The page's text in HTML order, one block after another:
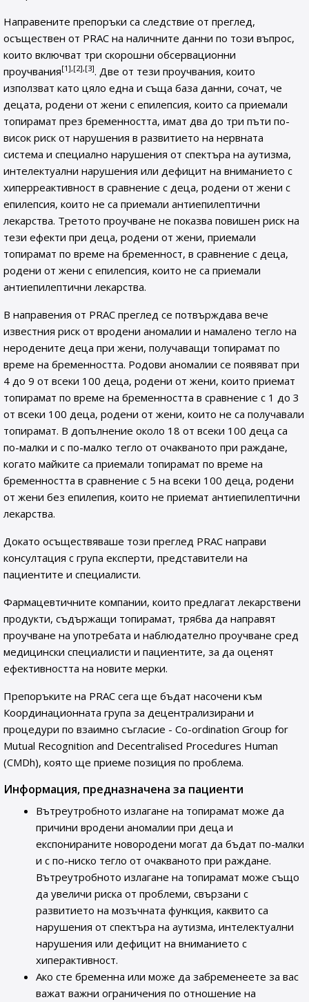
Направените препоръки са следствие от преглед,
осъществен от PRAC на наличните данни по този въпрос,
които включват три скорошни обсервационни
проучвания[1],[2],[3]. Две от тези проучвания, които
използват като цяло една и съща база данни, сочат, че
децата, родени от жени с епилепсия, които са приемали
топирамат през бременността, имат два до три пъти по-
висок риск от нарушения в развитието на нервната
система и специално нарушения от спектъра на аутизма,
интелектуални нарушения или дефицит на вниманието с
хиперреактивност в сравнение с деца, родени от жени с
епилепсия, които не са приемали антиепилептични
лекарства. Третото проучване не показва повишен риск на
тези ефекти при деца, родени от жени, приемали
топирамат по време на бременност, в сравнение с деца,
родени от жени с епилепсия, които не са приемали
антиепилептични лекарства.
В направения от PRAC преглед се потвърждава вече
известния риск от вродени аномалии и намалено тегло на
неродените деца при жени, получаващи топирамат по
време на бременността. Родови аномалии се появяват при
4 до 9 от всеки 100 деца, родени от жени, които приемат
топирамат по време на бременността в сравнение с 1 до 3
от всеки 100 деца, родени от жени, които не са получавали
топирамат. В допълнение около 18 от всеки 100 деца са
по-малки и с по-малко тегло от очакваното при раждане,
когато майките са приемали топирамат по време на
бременността в сравнение с 5 на всеки 100 деца, родени
от жени без епилепия, които не приемат антиепилептични
лекарства.
Докато осъществяваше този преглед PRAC направи
консултация с група експерти, представители на
пациентите и специалисти.
Фармацевтичните компании, които предлагат лекарствени
продукти, съдържащи топирамат, трябва да направят
проучване на употребата и наблюдателно проучване сред
медицински специалисти и пациентите, за да оценят
ефективността на новите мерки.
Препоръките на PRAC сега ще бъдат насочени към
Координационната група за децентрализирани и
процедури по взаимно съгласие - Co-ordination Group for
Mutual Recognition and Decentralised Procedures Human
(CMDh), която ще приеме позиция по проблема.
Информация, предназначена за пациенти
Вътреутробното излагане на топирамат може да
причини вродени аномалии при деца и
експонираните новородени могат да бъдат по-малки
и с по-ниско тегло от очакваното при раждане.
Вътреутробното излагане на топирамат може също
да увеличи риска от проблеми, свързани с
развитието на мозъчната функция, каквито са
нарушения от спектъра на аутизма, интелектуални
нарушения или дефицит на вниманието с
хиперактивност.
Ако сте бременна или може да забременеете за вас
важат важни ограничения по отношение на